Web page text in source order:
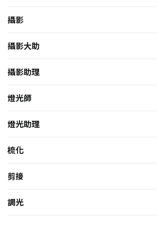
攝影
攝影大助
攝影助理
燈光師
燈光助理
梳化
剪接
調光